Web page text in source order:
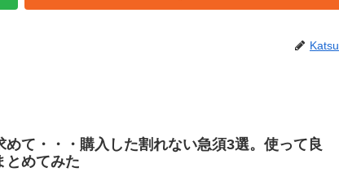
Katsu
めて・・・購入した割れない急須3選。使って良
とめてみた